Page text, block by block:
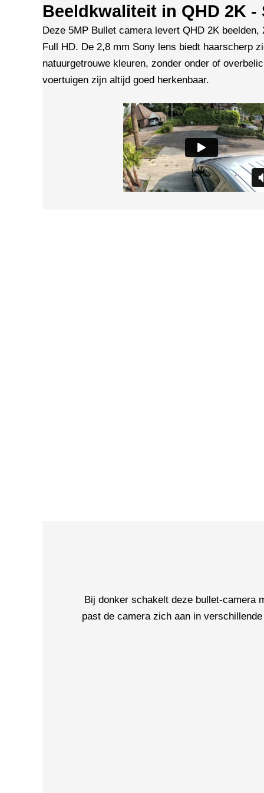
Beeldkwaliteit in QHD 2K -
Deze 5MP Bullet camera levert QHD 2K beelden,
Full HD. De 2,8 mm Sony lens biedt haarscherp
natuurgetrouwe kleuren, zonder onder of
voertuigen zijn altijd goed herkenbaar.
Bij donker schakelt deze bullet-camera
past de camera zich aan in